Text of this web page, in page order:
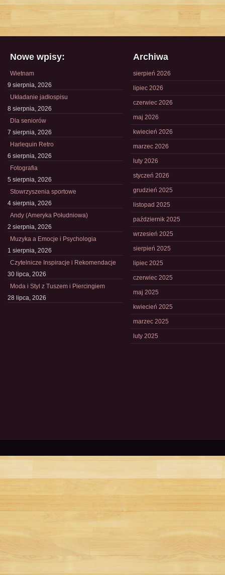
Nowe wpisy:
Wietnam
9 sierpnia, 2026
Układanie jadłospisu
8 sierpnia, 2026
Dla seniorów
7 sierpnia, 2026
Harlequin Retro
6 sierpnia, 2026
Fotografia
5 sierpnia, 2026
Stowrzyszenia sportowe
4 sierpnia, 2026
Andy (Ameryka Południowa)
2 sierpnia, 2026
Muzyka a Emocje i Psychologia
1 sierpnia, 2026
Czytelnicze Inspiracje i Rekomendacje
30 lipca, 2026
Moda i Styl z Tuszem i Piercingiem
28 lipca, 2026
Archiwa
sierpień 2026
lipiec 2026
czerwiec 2026
maj 2026
kwiecień 2026
marzec 2026
luty 2026
styczeń 2026
grudzień 2025
listopad 2025
październik 2025
wrzesień 2025
sierpień 2025
lipiec 2025
czerwiec 2025
maj 2025
kwiecień 2025
marzec 2025
luty 2025